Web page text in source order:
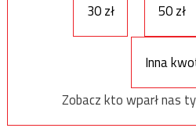
30 zł 50 zł
Inna
Zobacz kto wparł nas